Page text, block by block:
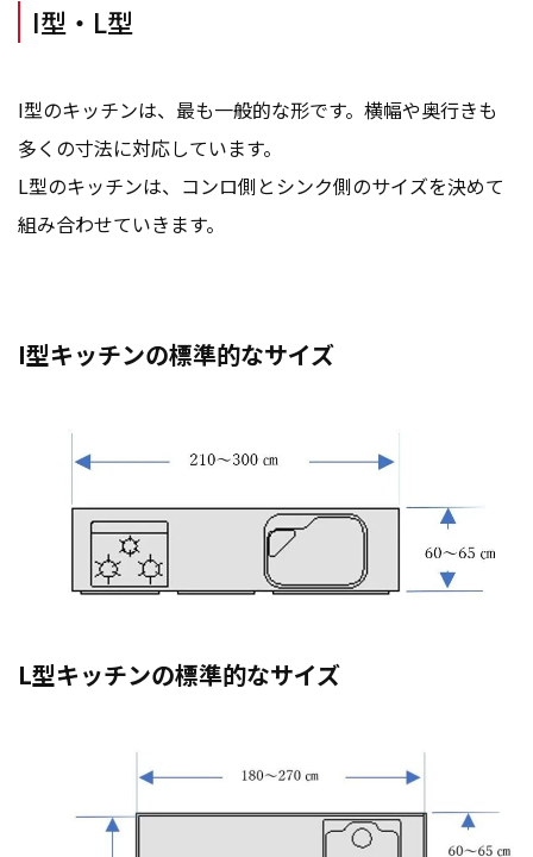
I型・L型
I型のキッチンは、最も一般的な形です。横幅や奥行きも
多くの寸法に対応しています。
L型のキッチンは、コンロ側とシンク側のサイズを決めて
組み合わせていきます。
I型キッチンの標準的なサイズ
L型キッチンの標準的なサイズ